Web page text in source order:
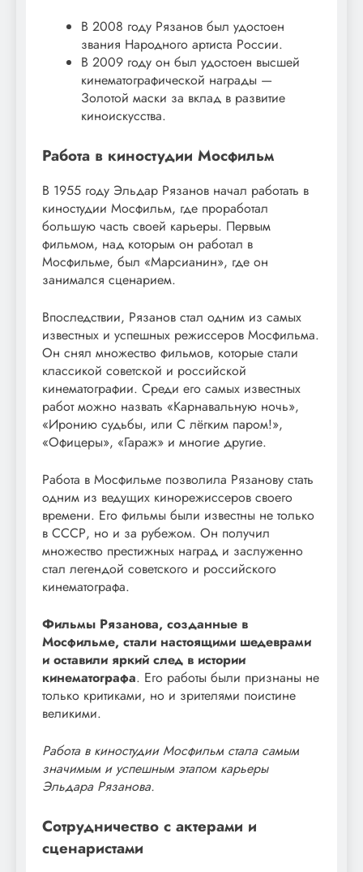
В 2008 году Рязанов был удостоен
звания Народного артиста России.
В 2009 году он был удостоен высшей
кинематографической награды —
Золотой маски за вклад в развитие
киноискусства.
Работа в киностудии Мосфильм
В 1955 году Эльдар Рязанов начал работать в
киностудии Мосфильм, где проработал
большую часть своей карьеры. Первым
фильмом, над которым он работал в
Мосфильме, был «Марсианин», где он
занимался сценарием.
Впоследствии, Рязанов стал одним из самых
известных и успешных режиссеров Мосфильма.
Он снял множество фильмов, которые стали
классикой советской и российской
кинематографии. Среди его самых известных
работ можно назвать «Карнавальную ночь»,
«Иронию судьбы, или С лёгким паром!»,
«Офицеры», «Гараж» и многие другие.
Работа в Мосфильме позволила Рязанову стать
одним из ведущих кинорежиссеров своего
времени. Его фильмы были известны не только
в СССР, но и за рубежом. Он получил
множество престижных наград и заслуженно
стал легендой советского и российского
кинематографа.
Фильмы Рязанова, созданные в
Мосфильме, стали настоящими шедеврами
и оставили яркий след в истории
кинематографа. Его работы были признаны не
только критиками, но и зрителями поистине
великими.
Работа в киностудии Мосфильм стала самым
значимым и успешным этапом карьеры
Эльдара Рязанова.
Сотрудничество с актерами и
сценаристами